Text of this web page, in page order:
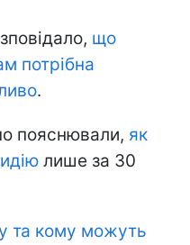
що
потрібна
.
пояснювали, як
лише за 30
та кому можуть